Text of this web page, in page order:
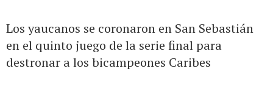
Los yaucanos se coronaron en San Sebastián
en el quinto juego de la serie final para
destronar a los bicampeones Caribes